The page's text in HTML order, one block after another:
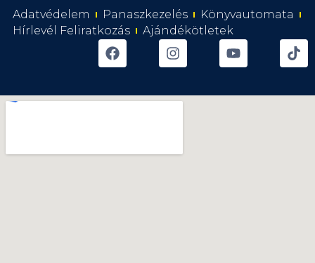
Adatvédelem Panaszkezelés
Könyvautomata
Hírlevél Feliratkozás
Ajándékötletek